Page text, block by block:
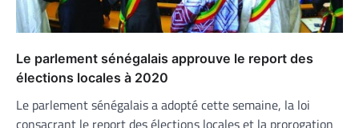
Le parlement sénégalais approuve le report des
élections locales à 2020
Le parlement sénégalais a adopté cette semaine, la loi